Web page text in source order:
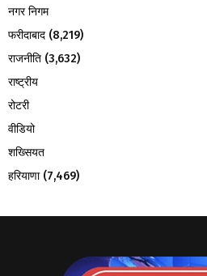
नगर निगम
फरीदाबाद (8,219)
राजनीति (3,632)
राष्ट्रीय
रोटरी
वीडियो
शख्सियत
हरियाणा(7,469)